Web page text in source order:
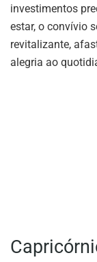
investimentos
estar, o convívio
revitalizante,
alegria ao